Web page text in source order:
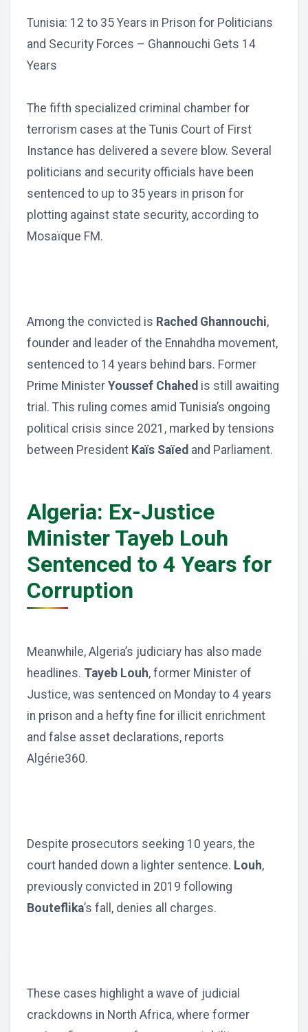
Tunisia: 12 to 35 Years in Prison for Politicians
and Security Forces – Ghannouchi Gets 14
Years
The fifth specialized criminal chamber for
terrorism cases at the Tunis Court of First
Instance has delivered a severe blow. Several
politicians and security officials have been
sentenced to up to 35 years in prison for
plotting against state security, according to
Mosaïque FM.
Among the convicted is Rached Ghannouchi,
founder and leader of the Ennahdha movement,
sentenced to 14 years behind bars. Former
Prime Minister Youssef Chahed is still awaiting
trial. This ruling comes amid Tunisia’s ongoing
political crisis since 2021, marked by tensions
between President Kaïs Saïed and Parliament.
Algeria: Ex-Justice
Minister Tayeb Louh
Sentenced to 4 Years for
Corruption
Meanwhile, Algeria’s judiciary has also made
headlines. Tayeb Louh, former Minister of
Justice, was sentenced on Monday to 4 years
in prison and a hefty fine for illicit enrichment
and false asset declarations, reports
Algérie360.
Despite prosecutors seeking 10 years, the
court handed down a lighter sentence. Louh,
previously convicted in 2019 following
Bouteflika’s fall, denies all charges.
These cases highlight a wave of judicial
crackdowns in North Africa, where former